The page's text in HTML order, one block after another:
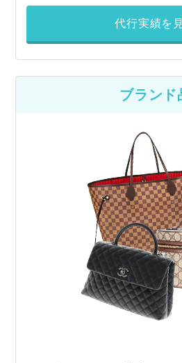
代行実績を
ブランド